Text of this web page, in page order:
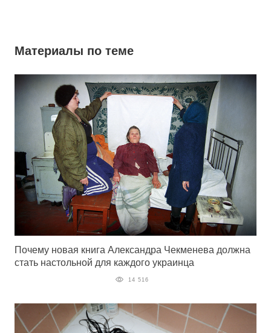
Материалы по теме
Почему новая книга Александра Чекменева должна
стать настольной для каждого украинца
14 516